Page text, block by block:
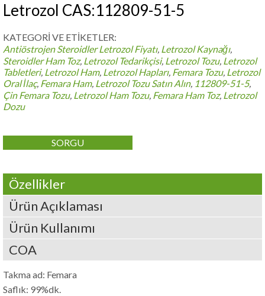
Letrozol CAS:112809-51-5
KATEGORİ VE ETİKETLER:
Antiöstrojen Steroidler Letrozol Fiyatı, Letrozol Kaynağı,
Steroidler Ham Toz, Letrozol Tedarikçisi, Letrozol Tozu, Letrozol
Tabletleri, Letrozol Ham, Letrozol Hapları, Femara Tozu, Letrozol
Oral İlaç, Femara Ham, Letrozol Tozu Satın Alın, 112809-51-5,
Çin Femara Tozu, Letrozol Ham Tozu, Femara Ham Toz, Letrozol
Dozu
SORGU
Özellikler
Ürün Açıklaması
Ürün Kullanımı
COA
Takma ad: Femara
Saflık: 99%dk.